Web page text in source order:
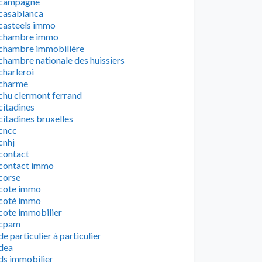
immo
immo
immobilière
nationale des huissiers
clermont ferrand
bruxelles
immo
immo
immo
immobilier
particulier à particulier
immobilier